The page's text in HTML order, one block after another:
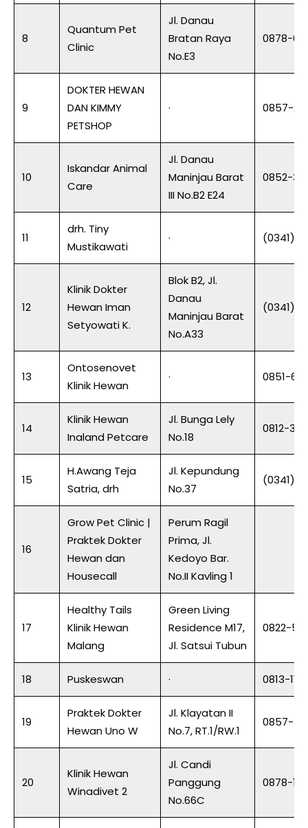
8
Quantum Pet
Clinic
Jl. Danau
Bratan Raya
No.E3
0878-
9
DOKTER HEWAN
DAN KIMMY
PETSHOP
· 0857-
10
Iskandar Animal
Care
Jl. Danau
Maninjau Barat
III No.B2 E24
0852-
11
drh. Tiny
Mustikawati
· (0341)
12
Klinik Dokter
Hewan Iman
Setyowati K.
Blok B2, Jl.
Danau
Maninjau Barat
No.A33
(0341)
13
Ontosenovet
Klinik Hewan
· 0851-
14
Klinik Hewan
Inaland Petcare
Jl. Bunga Lely
No.18
0812-
15
H.Awang Teja
Satria, drh
Jl. Kepundung
No.37
(0341)
16
Grow Pet Clinic |
Praktek Dokter
Hewan dan
Housecall
Perum Ragil
Prima, Jl.
Kedoyo Bar.
No.II Kavling 1
17
Healthy Tails
Klinik Hewan
Malang
Green Living
Residence M17,
Jl. Satsui Tubun
0822-
18 Puskeswan · 0813-
19
Praktek Dokter
Hewan Uno W
Jl. Klayatan II
No.7, RT.1/RW.1
0857-
20
Klinik Hewan
Winadivet 2
Jl. Candi
Panggung
No.66C
0878-